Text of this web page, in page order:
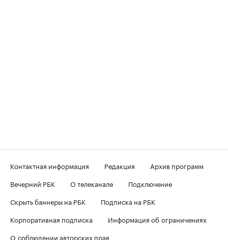
Контактная информация Редакция
Архив программ
Вечерний РБК
О телеканале
Подключение
Скрыть баннеры на РБК
Подписка на РБК
Корпоративная подписка
Информация об ограничениях
О соблюдении авторских прав